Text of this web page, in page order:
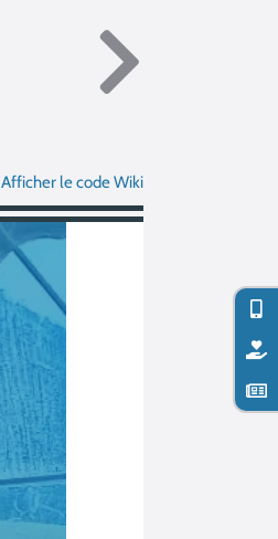
Afficher le code Wiki